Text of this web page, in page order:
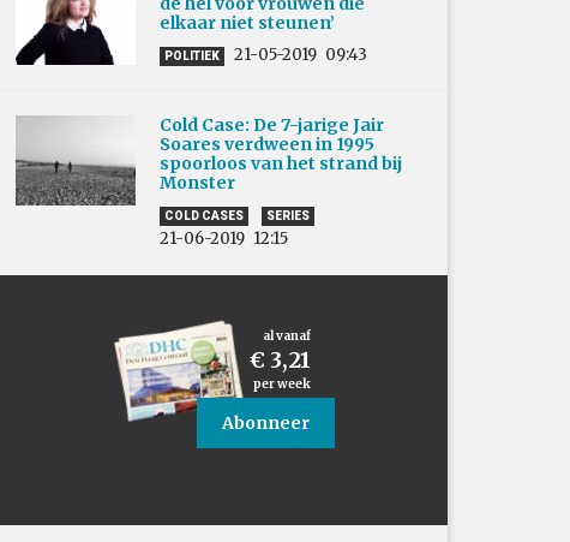
elkaar niet steunen’
POLITIEK 21-05-2019 09:43
Cold Case: De 7-jarige Jair
Soares verdween in 1995
spoorloos van het strand bij
Monster
COLD CASES SERIES
21-06-2019 12:15
al vanaf
€ 3,21
per week
Abonneer